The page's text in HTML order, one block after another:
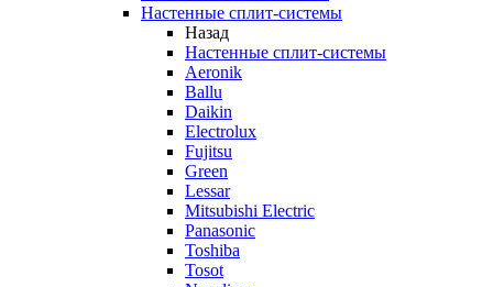
Настенные сплит-системы
Назад
Настенные сплит-системы
Aeronik
Ballu
Daikin
Electrolux
Fujitsu
Green
Lessar
Mitsubishi Electric
Panasonic
Toshiba
Tosot